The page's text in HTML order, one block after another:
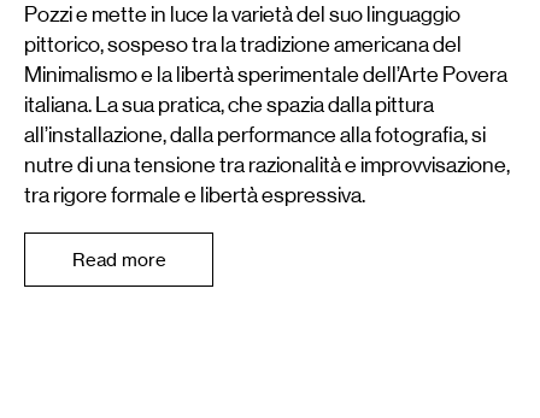
Pozzi e mette in luce la varietà del suo linguaggio
pittorico, sospeso tra la tradizione americana del
Minimalismo e la libertà sperimentale dell’Arte Povera
italiana. La sua pratica, che spazia dalla pittura
all’installazione, dalla performance alla fotografia, si
nutre di una tensione tra razionalità e improvvisazione,
tra rigore formale e libertà espressiva.
Read more